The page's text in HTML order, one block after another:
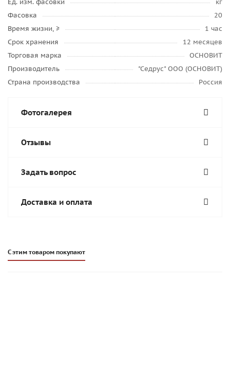
Ед. изм. фасовки
кг
Фасовка
20
Время жизни, ≥
1 час
Срок хранения
12 месяцев
Торговая марка
ОСНОВИТ
Производитель
"Седрус" ООО (ОСНОВИТ)
Страна производства
Россия
Фотогалерея
Отзывы
Задать вопрос
Доставка и оплата
С этим товаром покупают